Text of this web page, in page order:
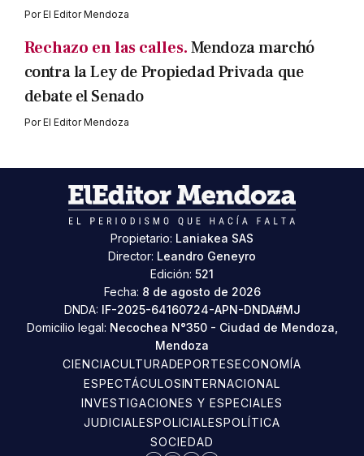
PorEl Editor Mendoza
Rechazo en las calles.Mendoza marchó
contra la Ley de Propiedad Privada que
debate el Senado
PorEl Editor Mendoza
Propietario: Laniakea SAS
Director: Leandro Geneyro
Edición: 521
Fecha: 8 de agosto de 2026
DNDA: IF-2025-64160724-APN-DNDA#MJ
Domicilio legal: Necochea N°350 - Ciudad de Mendoza,
Mendoza
CIENCIACULTURADEPORTESECONOMÍA
ESPECTÁCULOSINTERNACIONAL
INVESTIGACIONES Y ESPECIALES
JUDICIALESPOLICIALESPOLÍTICA
SOCIEDAD